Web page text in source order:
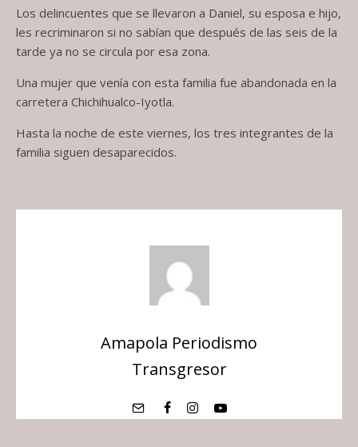
Los delincuentes que se llevaron a Daniel, su esposa e hijo,
les recriminaron si no sabían que después de las seis de la
tarde ya no se circula por esa zona.
Una mujer que venía con esta familia fue abandonada en la
carretera Chichihualco-Iyotla.
Hasta la noche de este viernes, los tres integrantes de la
familia siguen desaparecidos.
Amapola Periodismo
Transgresor